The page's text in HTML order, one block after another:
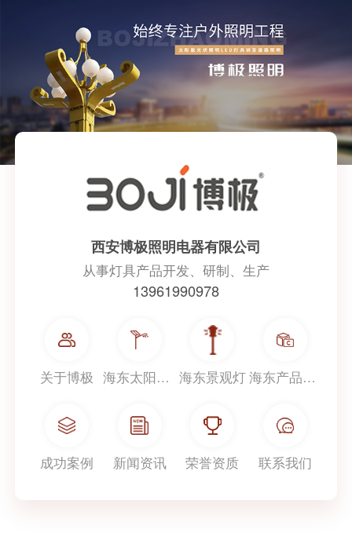
西安博极照明电器有限公司
从事灯具产品开发、研制、生产
13961990978
关于博极 海东太阳能路灯 海东景观灯 海东产品中心
成功案例 新闻资讯 荣誉资质 联系我们